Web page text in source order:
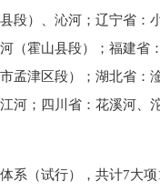
）、沁河；辽宁省：
（霍山县段）；福建
孟津区段）；湖北省
河；四川省：花溪河
系（试行），共计7大